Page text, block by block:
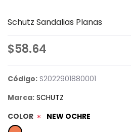
Schutz Sandalias Planas
$58.64
Código: S2022901880001
Marca: SCHUTZ
COLOR * NEW OCHRE